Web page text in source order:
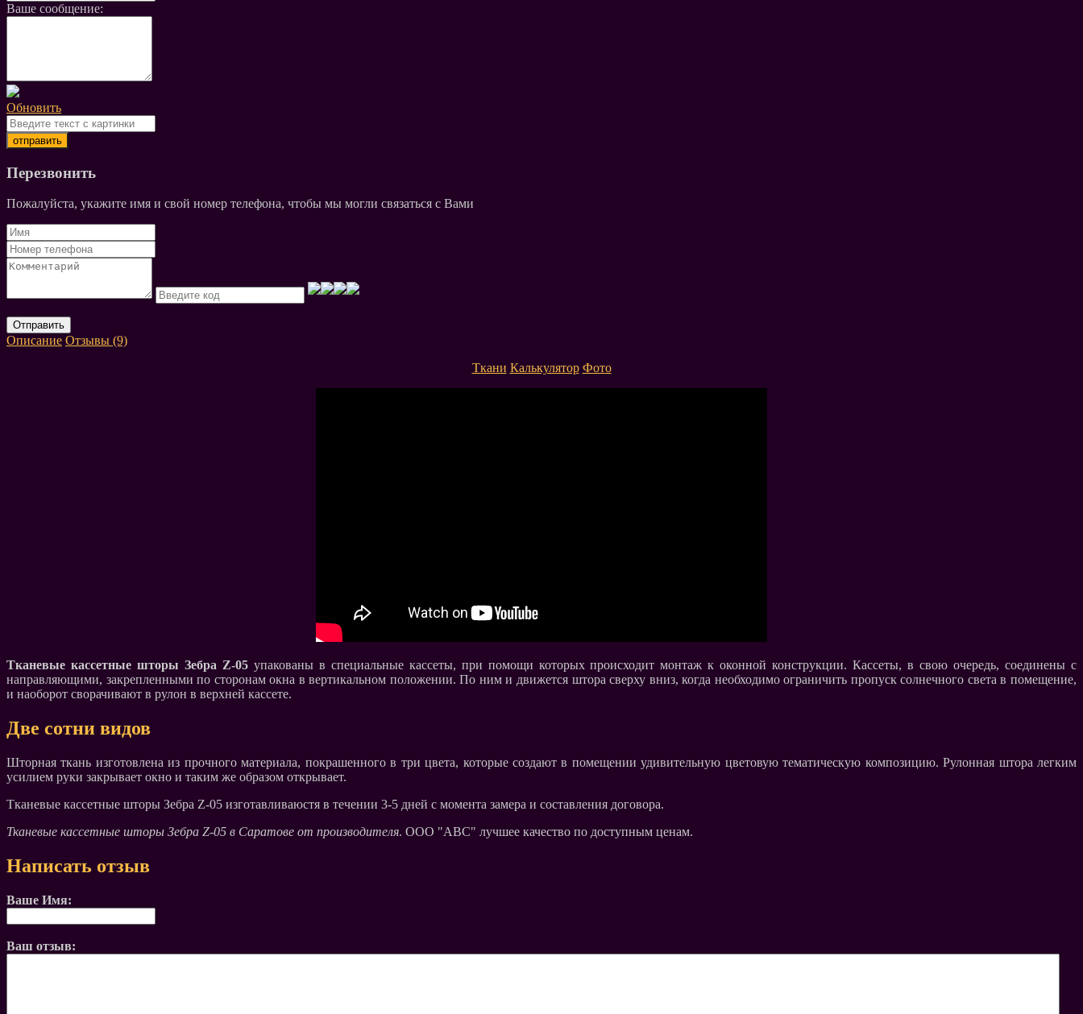
Ваше сообщение:
Обновить
Перезвонить
Пожалуйста, укажите имя и свой номер телефона, чтобы мы могли связаться с Вами
Отправить
Описание Отзывы (9)
Ткани Калькулятор Фото
Тканевые кассетные шторы Зебра Z-05упакованы в специальные кассеты, при помощи которых происходит монтаж к оконной конструкции. Кассеты, в свою очередь, соединены с
направляющими, закрепленными по сторонам окна в вертикальном положении. По ним и движется штора сверху вниз, когда необходимо ограничить пропуск солнечного света в помещение,
и наоборот сворачивают в рулон в верхней кассете.
Две сотни видов
Шторная ткань изготовлена из прочного материала, покрашенного в три цвета, которые создают в помещении удивительную цветовую тематическую композицию. Рулонная штора легким
усилием руки закрывает окно и таким же образом открывает.
Тканевые кассетные шторы Зебра Z-05 изготавливаюстя в течении 3-5 дней с момента замера и составления договора.
Тканевые кассетные шторы Зебра Z-05 в Саратове от производителя. ООО "АВС" лучшее качество по доступным ценам.
Написать отзыв
Ваше Имя:
Ваш отзыв: